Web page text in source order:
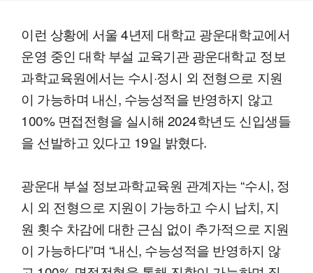
이런 상황에 서울 4년제 대학교 광운대학교에서
운영 중인 대학 부설 교육기관 광운대학교 정보
과학교육원에서는 수시·정시 외 전형으로 지원
이 가능하며 내신, 수능성적을 반영하지 않고
100% 면접전형을 실시해 2024학년도 신입생들
을 선발하고 있다고 19일 밝혔다.
광운대 부설 정보과학교육원 관계자는 “수시, 정
시 외 전형으로 지원이 가능하고 수시 납치, 지
원 횟수 차감에 대한 근심 없이 추가적으로 지원
이 가능하다”며 “내신, 수능성적을 반영하지 않